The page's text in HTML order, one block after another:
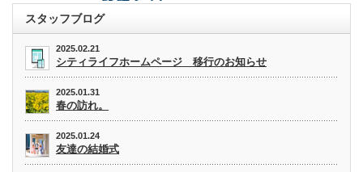
スタッフブログ
2025.02.21
シティライフホームページ 移行のお知らせ
2025.01.31
春の訪れ。
2025.01.24
友達の結婚式